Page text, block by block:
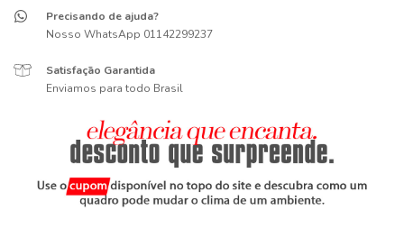
Precisando de ajuda?
Nosso WhatsApp 01142299237
Satisfação Garantida
Enviamos para todo Brasil